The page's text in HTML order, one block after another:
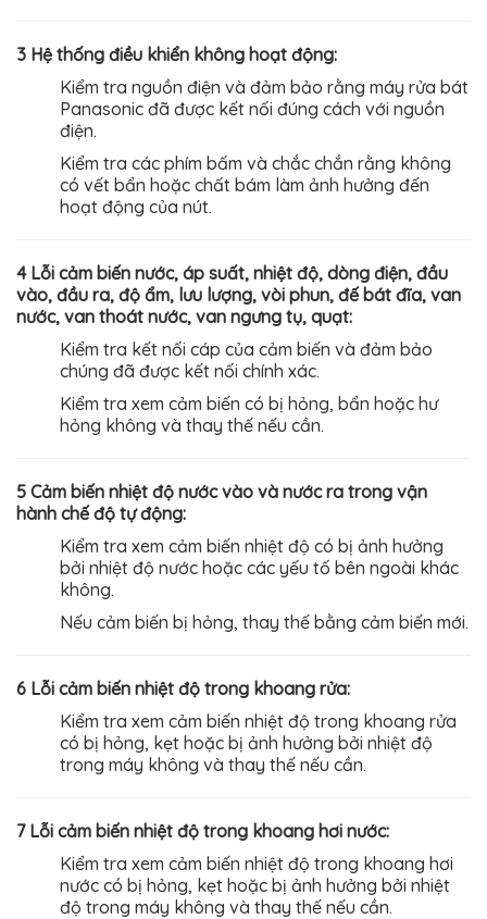
3 Hệ thống điều khiển không hoạt động:
Kiểm tra nguồn điện và đảm bảo rằng máy rửa bát
Panasonic đã được kết nối đúng cách với nguồn
điện.
Kiểm tra các phím bấm và chắc chắn rằng không
có vết bẩn hoặc chất bám làm ảnh hưởng đến
hoạt động của nút.
4 Lỗi cảm biến nước, áp suất, nhiệt độ, dòng điện, đầu
vào, đầu ra, độ ẩm, lưu lượng, vòi phun, đế bát đĩa, van
nước, van thoát nước, van ngưng tụ, quạt:
Kiểm tra kết nối cáp của cảm biến và đảm bảo
chúng đã được kết nối chính xác.
Kiểm tra xem cảm biến có bị hỏng, bẩn hoặc hư
hỏng không và thay thế nếu cần.
5 Cảm biến nhiệt độ nước vào và nước ra trong vận
hành chế độ tự động:
Kiểm tra xem cảm biến nhiệt độ có bị ảnh hưởng
bởi nhiệt độ nước hoặc các yếu tố bên ngoài khác
không.
Nếu cảm biến bị hỏng, thay thế bằng cảm biến mới.
6 Lỗi cảm biến nhiệt độ trong khoang rửa:
Kiểm tra xem cảm biến nhiệt độ trong khoang rửa
có bị hỏng, kẹt hoặc bị ảnh hưởng bởi nhiệt độ
trong máy không và thay thế nếu cần.
7 Lỗi cảm biến nhiệt độ trong khoang hơi nước:
Kiểm tra xem cảm biến nhiệt độ trong khoang hơi
nước có bị hỏng, kẹt hoặc bị ảnh hưởng bởi nhiệt
độ trong máy không và thay thế nếu cần.